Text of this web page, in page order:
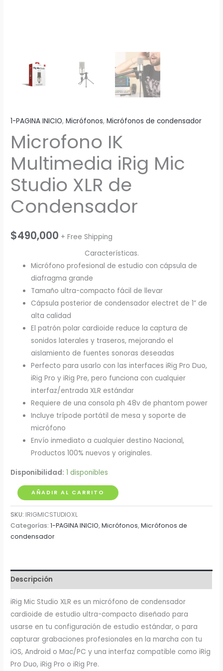
1-PAGINA INICIO,Micrófonos,Micrófonos de condensador
Microfono IK
Multimedia iRig Mic
Studio XLR de
Condensador
$490,000 + Free Shipping
Características.
Micrófono profesional de estudio con cápsula de
diafragma grande
Tamaño ultra-compacto fácil de llevar
Cápsula posterior de condensador electret de 1” de
alta calidad
El patrón polar cardioide reduce la captura de
sonidos laterales y traseros, mejorando el
aislamiento de fuentes sonoras deseadas
Perfecto para usarlo con las interfaces iRig Pro Duo,
iRig Pro y iRig Pre, pero funciona con cualquier
interfaz/entrada XLR estándar
Requiere de una consola ph 48v de phantom power
Incluye trípode portátil de mesa y soporte de
micrófono
Envío inmediato a cualquier destino Nacional,
Productos 100% nuevos y originales.
Disponibilidad: 1 disponibles
Microfono
IK
Multimedia
iRig
Mic
de
Condensador
cantidad
AÑADIR AL CARRITO
SKU: IRIGMICSTUDIOXL
Categorías:1-PAGINA INICIO,Micrófonos,Micrófonos de
condensador
Descripción
iRig Mic Studio XLR es un micrófono de condensador
cardioide de estudio ultra-compacto diseñado para
usarse en tu configuración de estudio estándar, o para
capturar grabaciones profesionales en la marcha con tu
iOS, Android o Mac/PC y una interfaz compatible como iRig
Pro Duo, iRig Pro o iRig Pre.